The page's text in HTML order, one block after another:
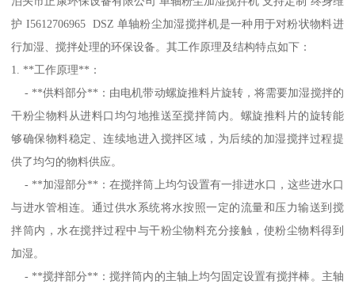
护 I5612706965 DSZ 单轴粉尘加湿搅拌机是一种用于对粉状物料进
行加湿、搅拌处理的环保设备。其工作原理及结构特点如下：
1. **工作原理**：
- **供料部分**：由电机带动螺旋推料片旋转，将需要加湿搅拌的
干粉尘物料从进料口均匀地推送至搅拌筒内。螺旋推料片的旋转能
够确保物料稳定、连续地进入搅拌区域，为后续的加湿搅拌过程提
供了均匀的物料供应。
- **加湿部分**：在搅拌筒上均匀设置有一排进水口，这些进水口
与进水管相连。通过供水系统将水按照一定的流量和压力输送到搅
拌筒内，水在搅拌过程中与干粉尘物料充分接触，使粉尘物料得到
加湿。
- **搅拌部分**：搅拌筒内的主轴上均匀固定设置有搅拌棒。主轴